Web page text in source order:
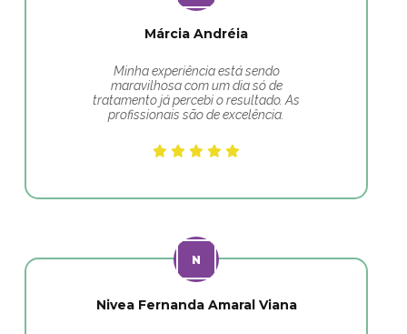
Márcia Andréia
Minha experiência está sendo
maravilhosa com um dia só de
tratamento já percebi o resultado. As
profissionais são de excelência.
Nivea Fernanda Amaral Viana